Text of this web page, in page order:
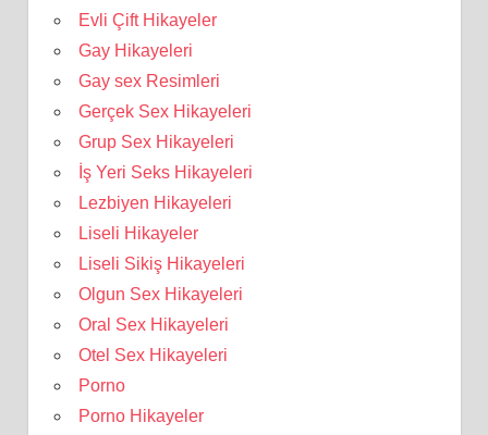
Evli Çift Hikayeler
Gay Hikayeleri
Gay sex Resimleri
Gerçek Sex Hikayeleri
Grup Sex Hikayeleri
İş Yeri Seks Hikayeleri
Lezbiyen Hikayeleri
Liseli Hikayeler
Liseli Sikiş Hikayeleri
Olgun Sex Hikayeleri
Oral Sex Hikayeleri
Otel Sex Hikayeleri
Porno
Porno Hikayeler